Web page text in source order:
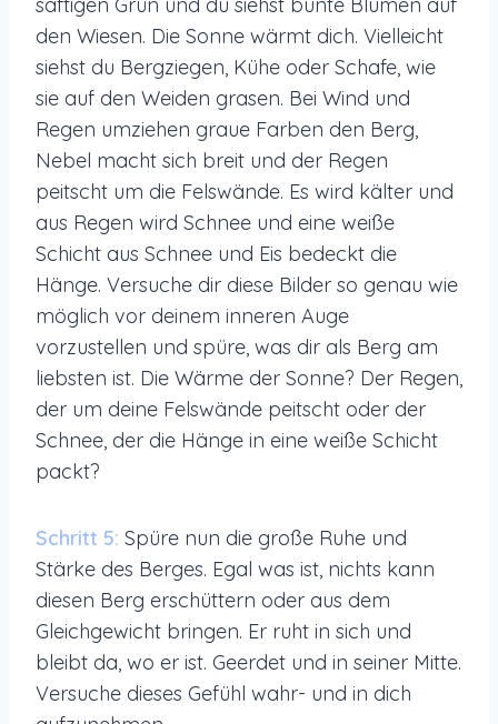
den Wiesen. Die Sonne wärmt dich. Vielleicht
siehst du Bergziegen, Kühe oder Schafe, wie
sie auf den Weiden grasen. Bei Wind und
Regen umziehen graue Farben den Berg,
Nebel macht sich breit und der Regen
peitscht um die Felswände. Es wird kälter und
aus Regen wird Schnee und eine weiße
Schicht aus Schnee und Eis bedeckt die
Hänge. Versuche dir diese Bilder so genau wie
möglich vor deinem inneren Auge
vorzustellen und spüre, was dir als Berg am
liebsten ist. Die Wärme der Sonne? Der Regen,
der um deine Felswände peitscht oder der
Schnee, der die Hänge in eine weiße Schicht
packt?
Schritt 5: Spüre nun die große Ruhe und
Stärke des Berges. Egal was ist, nichts kann
diesen Berg erschüttern oder aus dem
Gleichgewicht bringen. Er ruht in sich und
bleibt da, wo er ist. Geerdet und in seiner Mitte.
Versuche dieses Gefühl wahr- und in dich